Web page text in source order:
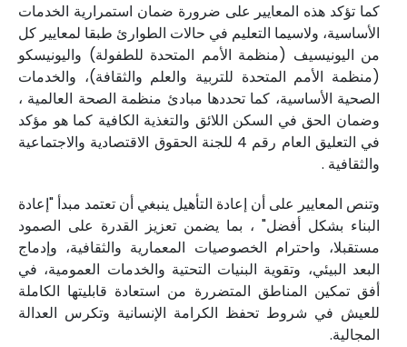
كما تؤكد هذه المعايير على ضرورة ضمان استمرارية الخدمات
الأساسية، ولاسيما التعليم في حالات الطوارئ طبقا لمعايير كل
من اليونيسيف (منظمة الأمم المتحدة للطفولة) واليونيسكو
(منظمة الأمم المتحدة للتربية والعلم والثقافة)، والخدمات
الصحية الأساسية، كما تحددها مبادئ منظمة الصحة العالمية ،
وضمان الحق في السكن اللائق والتغذية الكافية كما هو مؤكد
في التعليق العام رقم 4 للجنة الحقوق الاقتصادية والاجتماعية
والثقافية .
وتنص المعايير على أن إعادة التأهيل ينبغي أن تعتمد مبدأ "إعادة
البناء بشكل أفضل" ، بما يضمن تعزيز القدرة على الصمود
مستقبلا، واحترام الخصوصيات المعمارية والثقافية، وإدماج
البعد البيئي، وتقوية البنيات التحتية والخدمات العمومية، في
أفق تمكين المناطق المتضررة من استعادة قابليتها الكاملة
للعيش في شروط تحفظ الكرامة الإنسانية وتكرس العدالة
المجالية.